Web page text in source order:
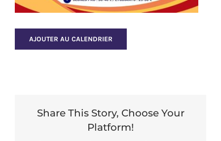
AJOUTER AU CALENDRIER
Share This Story, Choose Your
Platform!